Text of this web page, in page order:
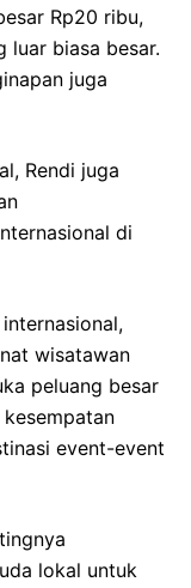
Rp20 ribu,
luar biasa besar.
juga
Rendi juga
di
wisatawan
peluang besar
event-event
lokal untuk